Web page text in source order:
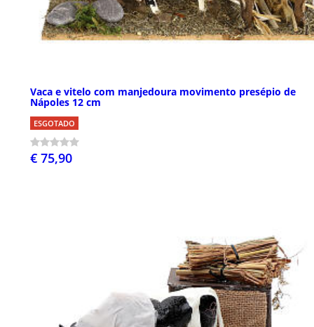
Vaca e vitelo com manjedoura movimento presépio de
Nápoles 12 cm
ESGOTADO
€ 75,90